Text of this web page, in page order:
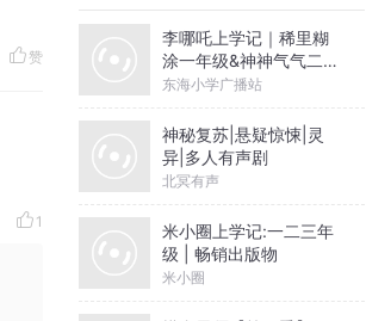
赞
1
李哪吒上学记｜稀里糊
涂一年级&神神气气二年
级
东海小学广播站
神秘复苏|悬疑惊悚|灵
异|多人有声剧
北冥有声
米小圈上学记:一二三年
级 | 畅销出版物
米小圈